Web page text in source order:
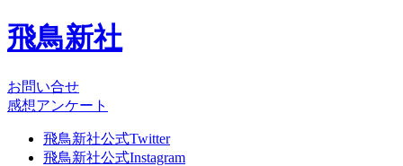
飛鳥新社
お問い合せ
感想アンケート
飛鳥新社公式Twitter
飛鳥新社公式Instagram